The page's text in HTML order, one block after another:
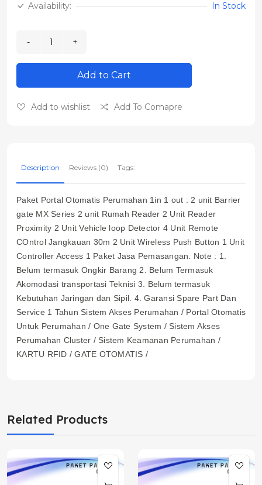
Availability:
In Stock
Add to Cart
Add to wishlist Add To Comapre
Description Reviews (0) Tags:
Paket Portal Otomatis Perumahan 1in 1 out : 2 unit Barrier
gate MX Series 2 unit Rumah Reader 2 Unit Reader
Proximity 2 Unit Vehicle loop Detector 4 Unit Remote
COntrol Jangkauan 30m 2 Unit Wireless Push Button 1 Unit
Controller Access 1 Paket Jasa Pemasangan. Note : 1.
Belum termasuk Ongkir Barang 2. Belum Termasuk
Akomodasi transportasi Teknisi 3. Belum termasuk
Kebutuhan Jaringan dan Sipil. 4. Garansi Spare Part Dan
Service 1 Tahun Sistem Akses Perumahan / Portal Otomatis
Untuk Perumahan / One Gate System / Sistem Akses
Perumahan Cluster / Sistem Keamanan Perumahan /
KARTU RFID / GATE OTOMATIS /
Related Products